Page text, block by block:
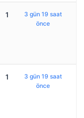
1
3 gün 19 saat
önce
1
3 gün 19 saat
önce